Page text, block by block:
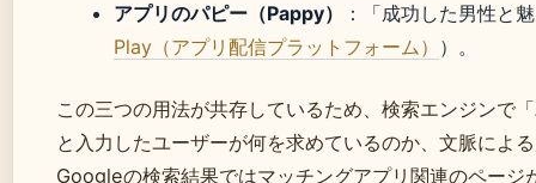
アプリのパピー（Pappy）
：「成功した男性と
Play（アプリ配信プラットフォーム） ）。
この三つの用法が共存しているため、検索エンジンで
と入力したユーザーが何を求めているのか、文脈によ
Googleの検索結果ではマッチングアプリ関連のページ